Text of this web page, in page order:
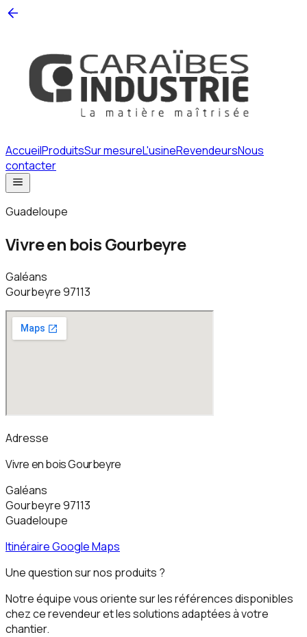
AccueilProduitsSur mesureL'usineRevendeursNous
contacter
Guadeloupe
Vivre en bois Gourbeyre
Galéans
Gourbeyre97113
Adresse
Vivre en bois Gourbeyre
Galéans
Gourbeyre97113
Guadeloupe
Itinéraire Google Maps
Une question sur nos produits ?
Notre équipe vous oriente sur les références disponibles
chez ce revendeur et les solutions adaptées à votre
chantier.